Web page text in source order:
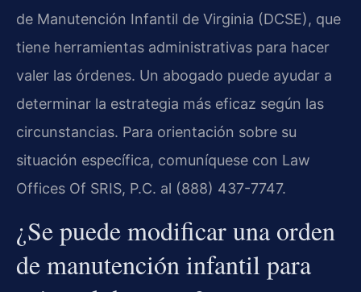
de Manutención Infantil de Virginia (DCSE), que
tiene herramientas administrativas para hacer
valer las órdenes. Un abogado puede ayudar a
determinar la estrategia más eficaz según las
circunstancias. Para orientación sobre su
situación específica, comuníquese con Law
Offices Of SRIS, P.C. al (888) 437-7747.
¿Se puede modificar una orden
de manutención infantil para